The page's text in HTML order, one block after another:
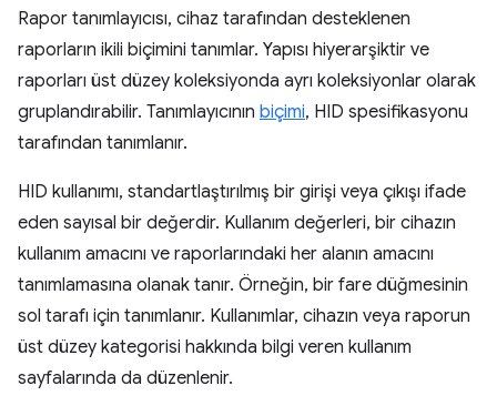
Rapor tanımlayıcısı, cihaz tarafından desteklenen
raporların ikili biçimini tanımlar. Yapısı hiyerarşiktir ve
raporları üst düzey koleksiyonda ayrı koleksiyonlar olarak
gruplandırabilir. Tanımlayıcının biçimi, HID spesifikasyonu
tarafından tanımlanır.
HID kullanımı, standartlaştırılmış bir girişi veya çıkışı ifade
eden sayısal bir değerdir. Kullanım değerleri, bir cihazın
kullanım amacını ve raporlarındaki her alanın amacını
tanımlamasına olanak tanır. Örneğin, bir fare düğmesinin
sol tarafı için tanımlanır. Kullanımlar, cihazın veya raporun
üst düzey kategorisi hakkında bilgi veren kullanım
sayfalarında da düzenlenir.